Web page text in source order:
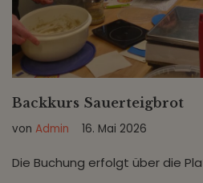
Backkurs Sauerteigbrot
von Admin 16. Mai 2026
Die Buchung erfolgt über die